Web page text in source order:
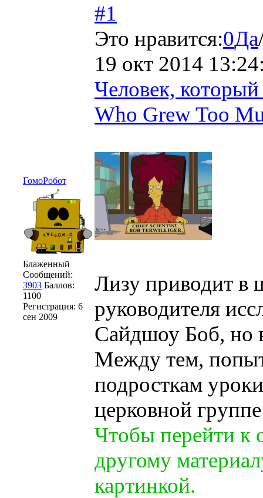
ГомоРобот
Блаженный
Сообщений:
3903 Баллов:
1100
Регистрация: 6
сен 2009
#1
Это нравится:0Да
19 окт 2014
Человек,
Who Grew Too
Лизу приводит в
руководителя
Сайдшоу Боб, но
Между тем,
подросткам
церковной
Чтобы перейти к
другому
картинкой.